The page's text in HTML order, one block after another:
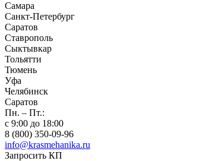
Самара
Санкт-Петербург
Саратов
Ставрополь
Сыктывкар
Тольятти
Тюмень
Уфа
Челябинск
Саратов
Пн. – Пт.:
с 9:00 до 18:00
8 (800) 350-09-96
info@krasmehanika.ru
Запросить КП